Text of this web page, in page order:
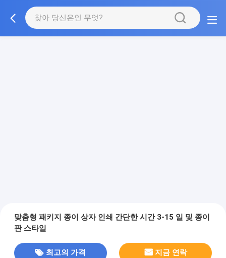
맞춤형 패키지 종이 상자 인쇄 간단한 시간 3-15 일 및 종이
판 스타일
최고의 가격 지금 연락